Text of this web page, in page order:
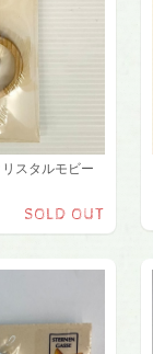
スタルモビー
SOLD OUT